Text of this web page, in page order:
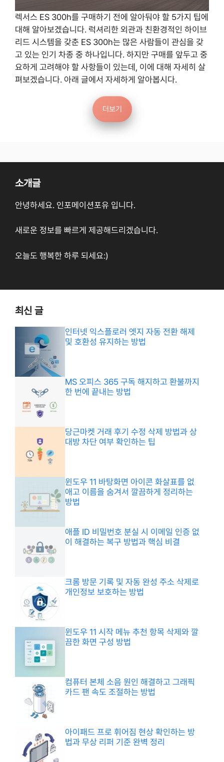
렉서스 ES 300h를 구매하기 전에 알아둬야 할 5가지 팁에
대해 알아보겠습니다. 럭셔리한 외관과 친환경적인 하이브
리드 시스템을 갖춘 ES 300h는 많은 사람들이 관심을 갖
고 있는 인기 차종 중 하나입니다. 하지만 구매를 앞두고 중
요하게 고려해야 할 사항들이 있는데, 이에 대해 자세히 살
펴보겠습니다. 아래 글에서 자세하게 알아봅시다.
더보기
소개글
안녕하세요. 인포메이션포유 입니다.
새로운 정보를 빠르게 제공해드리겠습니다.
오늘도 행복한 하루 되세요:)
최신 글
인터넷 익스플로러 엣지 자동 전환 해제
및 호환성 유지하는 방법
MS 오피스 365 구독 해지하고 환불까지
한 번에 끝내는 방법
당근마켓 거래 후기 수정 삭제 방법과 상
대방 차단 여부 확인하는 팁
윈도우 11 바탕화면 아이콘 화살표를 없
애고 이름을 숨겨서 깔끔하게 정리하는
방법
애플 ID 비밀번호 분실 시 이메일 인증 없
이 해결하는 복구 방법과 핵심 비결
크롬 방문 기록 및 자동 완성 주소 삭제로
개인정보 보호하는 방법
윈도우 11 시작 메뉴 추천 항목 삭제와 깔
끔한 화면 구성 방법
컴퓨터 본체 소음 원인 해결하고 그래픽
카드 팬 속도 조절하는 방법
아이패드 프로 휘어짐 현상 확인하는 방
법과 무상 리퍼 기준 완벽 정리